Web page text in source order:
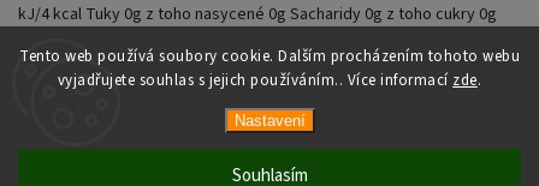
Tento web používá soubory cookie. Dalším procházením tohoto webu
vyjadřujete souhlas s jejich používáním.. Více informací zde.
Nastavení
Souhlasím
kJ/4 kcal Tuky 0g z toho nasycené 0g Sacharidy 0g z toho cukry 0g
Sůl 1,5g Bílkoviny 0g
AsianShop
VytvořilShoptet | Design